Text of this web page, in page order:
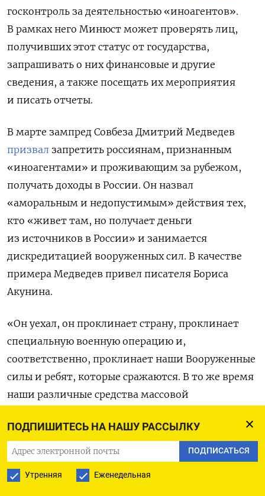
ПОДПИШИТЕСЬ НА НАШУ РАССЫЛКУ
ПОДПИСАТЬСЯ
Утренняя Еженедельная
госконтроль за деятельностью «иноагентов».
В рамках него Минюст может проверять лиц,
получивших этот статус от государства,
запрашивать о них финансовые и другие
сведения, а также посещать их мероприятия
и писать отчеты.
В марте зампред Совбеза Дмитрий Медведев
призвал запретить россиянам, признанным
«иноагентами» и проживающим за рубежом,
получать доходы в России. Он назвал
«аморальным и недопустимым» действия тех,
кто «живет там, но получает деньги
из источников в России» и занимается
дискредитацией вооруженных сил. В качестве
примера Медведев привел писателя Бориса
Акунина.
«Он уехал, он проклинает страну, проклинает
специальную военную операцию и,
соответственно, проклинает наши Вооруженные
силы и ребят, которые сражаются. В то же время
наши различные средства массовой
произведения по его книжкам», — возмущался
зампред Совбеза.